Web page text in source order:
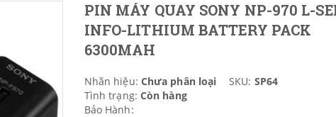
PIN MÁY QUAY SONY NP-970 L-
INFO-LITHIUM BATTERY PACK
6300MAH
Nhãn hiệu: Chưa phân loại SKU: SP64
Tình trạng: Còn hàng
Bảo Hành: